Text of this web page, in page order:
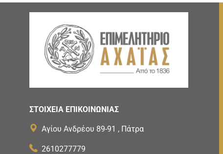
ΣΤΟΙΧΕΙΑ ΕΠΙΚΟΙΝΩΝΙΑΣ
Αγίου Ανδρέου 89-91 , Πάτρα
2610277779